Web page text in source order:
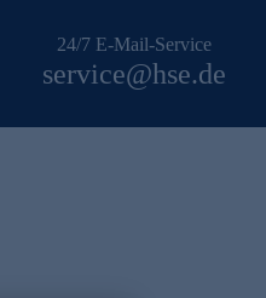
24/7 E-Mail-Service
service@hse.de